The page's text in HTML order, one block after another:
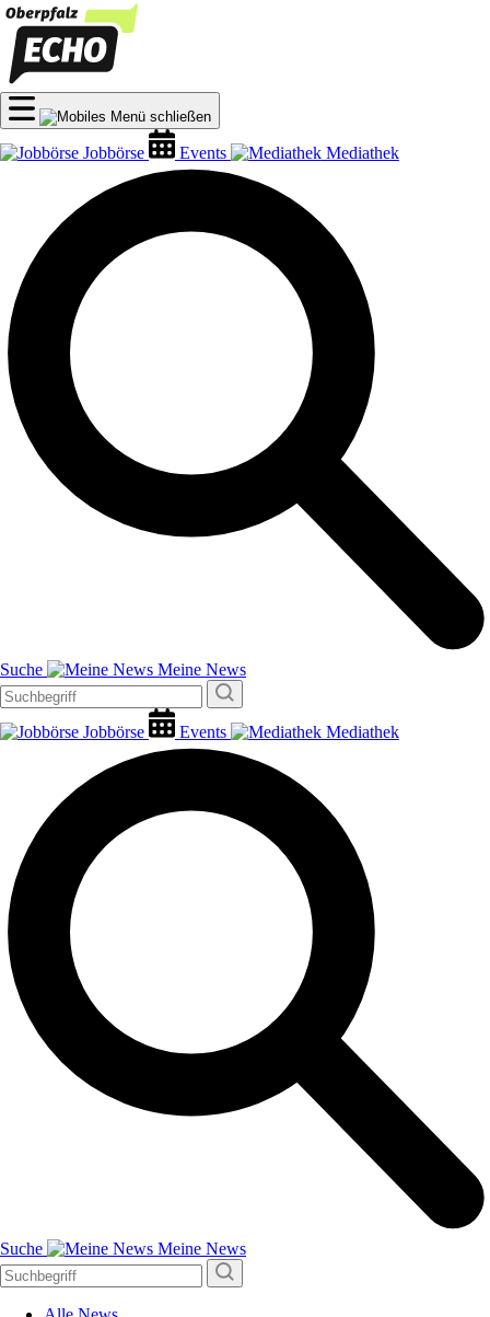
Jobbörse Events Mediathek
Suche Meine News
Jobbörse Events Mediathek
Suche Meine News